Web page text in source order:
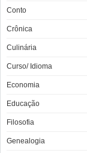
Conto
Crônica
Culinária
Curso/ Idioma
Economia
Educação
Filosofia
Genealogia